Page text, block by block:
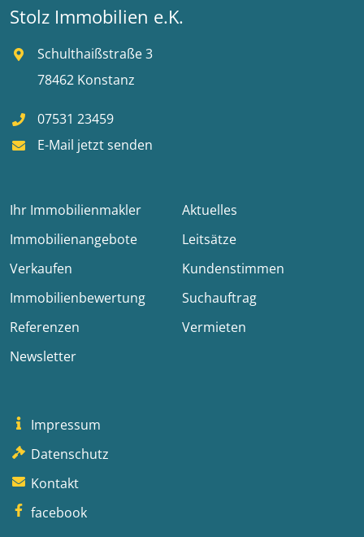
Stolz Immobilien e.K.
Schulthaißstraße 3
78462 Konstanz
07531 23459
E-Mail jetzt senden
Ihr Immobilienmakler
Aktuelles
Immobilienangebote
Leitsätze
Verkaufen
Kundenstimmen
Immobilienbewertung
Suchauftrag
Referenzen
Vermieten
Newsletter
Impressum
Datenschutz
Kontakt
facebook